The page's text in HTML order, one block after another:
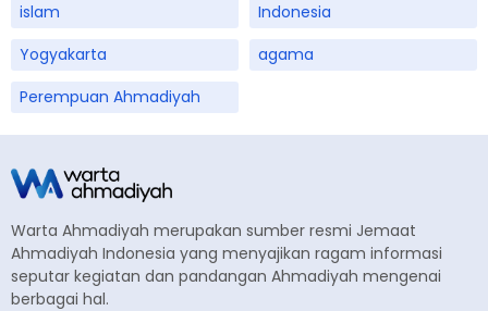
islam
Indonesia
Yogyakarta
agama
Perempuan Ahmadiyah
Warta Ahmadiyah merupakan sumber resmi Jemaat
Ahmadiyah Indonesia yang menyajikan ragam informasi
seputar kegiatan dan pandangan Ahmadiyah mengenai
berbagai hal.